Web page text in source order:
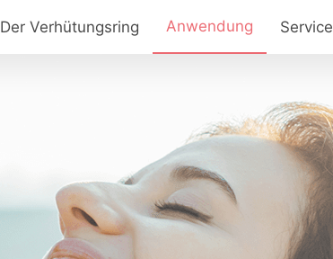
Der Verhütungsring Anwendung Service